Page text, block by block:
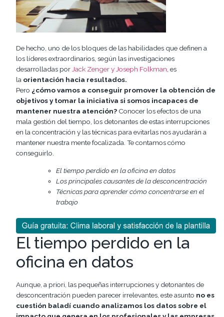
De hecho, uno de los bloques de las habilidades que definen a
los líderes extraordinarios, según las investigaciones
desarrolladas por Jack Zenger y Joseph Folkman , es
la orientación hacia resultados.
Pero ¿cómo vamos a conseguir promover la obtención de
objetivos y tomar la iniciativa si somos incapaces de
mantener nuestra atención? Conocer los efectos de una
mala gestión del tiempo, los detonantes de estas interrupciones
en la concentración y las técnicas para evitarlas nos ayudarán a
mantener nuestra mente focalizada. Te contamos cómo
conseguirlo.
El tiempo perdido en la oficina en datos
Los principales causantes de la desconcentración
Técnicas para aprender cómo concentrarse en el
trabajo
El tiempo perdido en la
oficina en datos
Aunque, a priori, las pequeñas interrupciones y detonantes de
desconcentración pueden parecer irrelevantes, este asunto no es
cuestión baladí cuando analizamos los datos sobre el